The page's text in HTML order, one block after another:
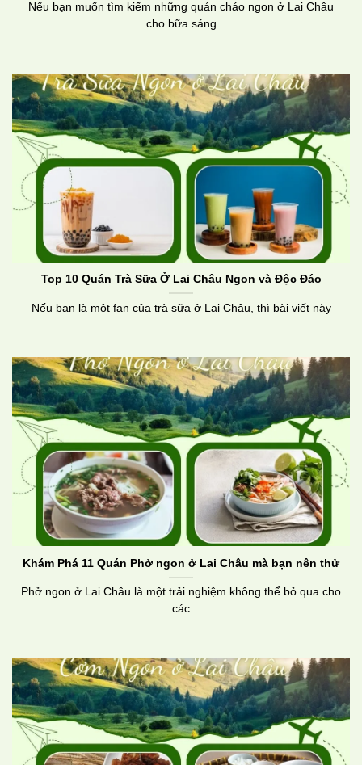
Nếu bạn muốn tìm kiếm những quán cháo ngon ở Lai Châu
cho bữa sáng
Top 10 Quán Trà Sữa Ở Lai Châu Ngon và Độc Đáo
Nếu bạn là một fan của trà sữa ở Lai Châu, thì bài viết này
Khám Phá 11 Quán Phở ngon ở Lai Châu mà bạn nên thử
Phở ngon ở Lai Châu là một trải nghiệm không thể bỏ qua cho
các